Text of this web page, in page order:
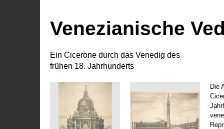
Venezianische
Ein Cicerone durch das Venedig des
frühen 18. Jahrhunderts
Die